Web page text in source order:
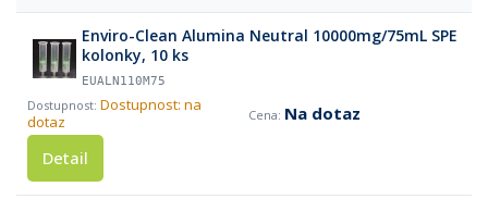
Enviro-Clean Alumina Neutral 10000mg/75mL SPE
kolonky, 10 ks
EUALN110M75
Dostupnost: na
dotaz
Na dotaz
Detail